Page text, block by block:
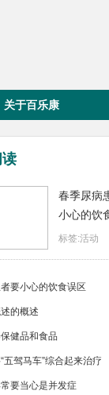
关于百乐康
春季尿病
小心的饮
标签:活动
要小心的饮食误区
的概述
健品和食品
五驾马车”综合起来治疗
要当心是并发症